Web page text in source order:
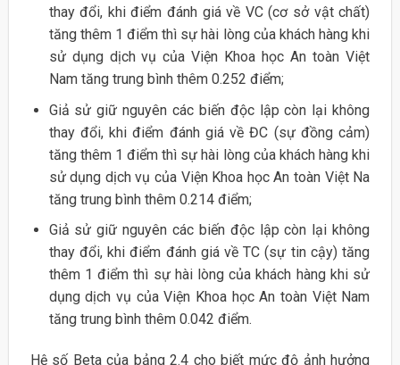
thay đổi, khi điểm đánh giá về VC (cơ sở vật chất)
tăng thêm 1 điểm thì sự hài lòng của khách hàng khi
sử dụng dịch vụ của Viện Khoa học An toàn Việt
Nam tăng trung bình thêm 0.252 điểm;
Giả sử giữ nguyên các biến độc lập còn lại không
thay đổi, khi điểm đánh giá về ĐC (sự đồng cảm)
tăng thêm 1 điểm thì sự hài lòng của khách hàng khi
sử dụng dịch vụ của Viện Khoa học An toàn Việt Na
tăng trung bình thêm 0.214 điểm;
Giả sử giữ nguyên các biến độc lập còn lại không
thay đổi, khi điểm đánh giá về TC (sự tin cậy) tăng
thêm 1 điểm thì sự hài lòng của khách hàng khi sử
dụng dịch vụ của Viện Khoa học An toàn Việt Nam
tăng trung bình thêm 0.042 điểm.
Hệ số Beta của bảng 2.4 cho biết mức độ ảnh hưởng